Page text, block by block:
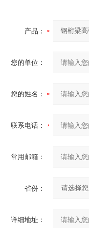
产品：
您的单位：
您的姓名：
联系电话：
常用邮箱：
省份：
详细地址：